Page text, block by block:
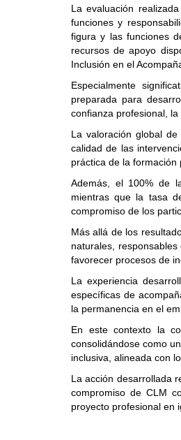
La evaluación
funciones y
figura y las funciones
recursos de apoyo
Inclusión en el
Especialmente
preparada para
confianza profesional,
La valoración global
calidad de las
práctica de la formación
Además, el 100% de
mientras que la tasa
compromiso de los
Más allá de los
naturales,
favorecer procesos de
La experiencia
específicas de
la permanencia en el
En este contexto la
consolidándose como
inclusiva, alineada con
La acción desarrollada
compromiso de CLM
proyecto profesional en